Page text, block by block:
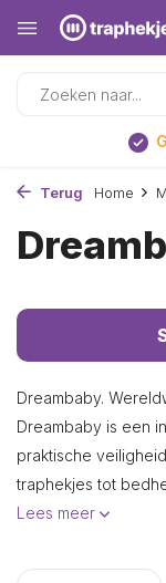
Terug Home
Dreambaby.
Dreambaby is een
praktische
traphekjes tot
Lees meer